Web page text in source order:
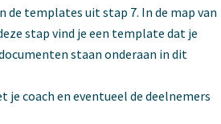
de templates uit stap 7. In de map van
stap vind je een template dat je
staan onderaan in dit
je coach en eventueel de deelnemers